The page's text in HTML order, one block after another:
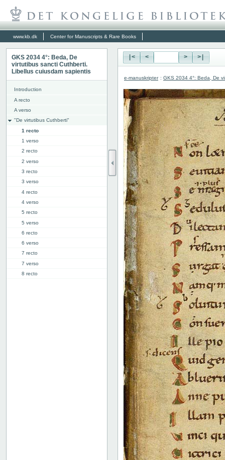
www.kb.dk Center for Manuscripts & Rare Books
GKS 2034 4°: Beda, De
virtutibus sancti Cuthberti.
Libellus cuiusdam sapientis
Introduction
A recto
A verso
"De virtutibus Cuthberti"
1 recto
1 verso
2 recto
2 verso
3 recto
3 verso
4 recto
4 verso
5 recto
5 verso
6 recto
6 verso
7 recto
7 verso
8 recto
|< < > >|
e-manuskripter : GKS 2034 4°: Beda, De